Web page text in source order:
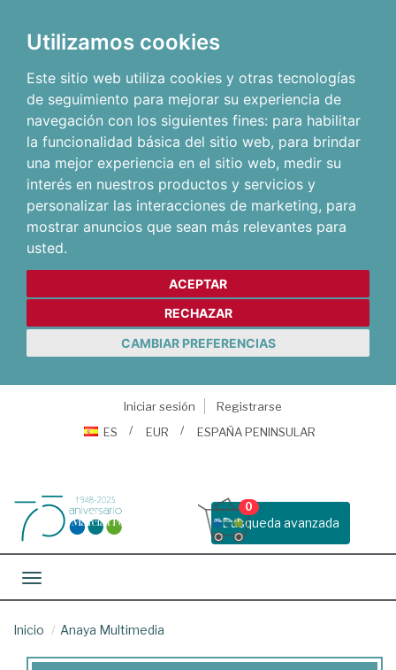
Utilizamos cookies
Este sitio web utiliza cookies y otras tecnologías
de seguimiento para mejorar su experiencia de
navegación con los siguientes fines: para habilitar
la funcionalidad básica del sitio web, para brindar
una mejor experiencia en el sitio web, medir su
interés en nuestros productos y servicios y
personalizar las interacciones de marketing, para
mostrar anuncios que sean más relevantes para
usted.
ACEPTAR
RECHAZAR
CAMBIAR PREFERENCIAS
Iniciar sesión
Registrarse
ES
EUR ESPAÑA PENINSULAR
Busqueda avanzada
0
Toggle navigation
Inicio Anaya Multimedia